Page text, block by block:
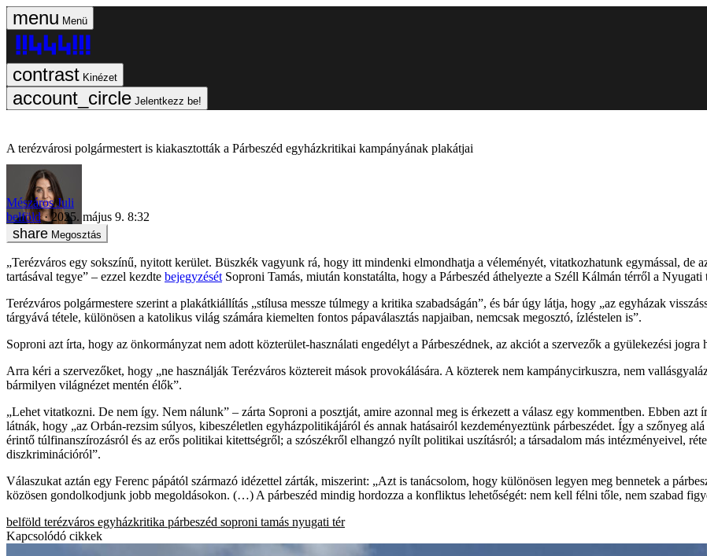
Menü
Kinézet
Jelentkezz be!
A terézvárosi polgármestert is kiakasztották a Párbeszéd egyházkritikai kampányának plakátjai
Mészáros Juli
belföld
2025. május 9. 8:32
Megosztás
„Terézváros egy sokszínű, nyitott kerület. Büszkék vagyunk rá, hogy itt mindenki elmondhatja a véleményét, vitatkozhatunk egymással, de
tartásával tegye” – ezzel kezdte bejegyzését Soproni Tamás, miután konstatálta, hogy a Párbeszéd áthelyezte a Széll Kálmán térről a Nyugati
Terézváros polgármestere szerint a plakátkiállítás „stílusa messze túlmegy a kritika szabadságán”, és bár úgy látja, hogy „az egyházak
tárgyává tétele, különösen a katolikus világ számára kiemelten fontos pápaválasztás napjaiban, nemcsak megosztó, ízléstelen is”.
Soproni azt írta, hogy az önkormányzat nem adott közterület-használati engedélyt a Párbeszédnek, az akciót a szervezők a gyülekezési
Arra kéri a szervezőket, hogy „ne használják Terézváros köztereit mások provokálására. A közterek nem kampánycirkuszra, nem
bármilyen világnézet mentén élők”.
„Lehet vitatkozni. De nem így. Nem nálunk” – zárta Soproni a posztját, amire azonnal meg is érkezett a válasz egy kommentben. Ebben
látnák, hogy „az Orbán-rezsim súlyos, kibeszéletlen egyházpolitikájáról és annak hatásairól kezdeményeztünk párbeszédet. Így a szőnyeg
érintő túlfinanszírozásról és az erős politikai kitettségről; a szószékről elhangzó nyílt politikai uszításról; a társadalom más intézményeivel,
diszkriminációról”.
Válaszukat aztán egy Ferenc pápától származó idézettel zárták, miszerint: „Azt is tanácsolom, hogy különösen legyen meg bennetek a
közösen gondolkodjunk jobb megoldásokon. (…) A párbeszéd mindig hordozza a konfliktus lehetőségét: nem kell félni tőle, nem szabad
belföld terézváros egyházkritika párbeszéd soproni tamás nyugati tér
Kapcsolódó cikkek